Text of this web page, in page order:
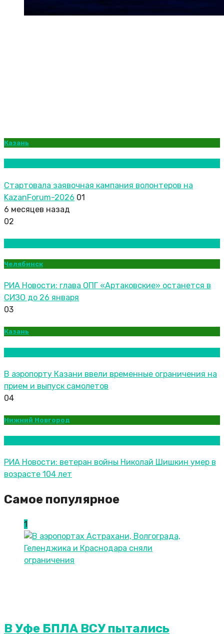
Казань
Стартовала заявочная кампания волонтеров на
KazanForum-2026 01
6 месяцев назад
02
Челябинск
РИА Новости: глава ОПГ «Артаковские» останется в
СИЗО до 26 января
03
Казань
В аэропорту Казани ввели временные ограничения на
прием и выпуск самолетов
04
Нижний Новгород
РИА Новости: ветеран войны Николай Шишкин умер в
возрасте 104 лет
Самое популярное
1
В Уфе БПЛА ВСУ пытались